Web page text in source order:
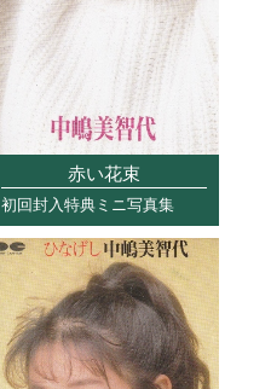
赤い花束
初回封入特典ミニ写真集